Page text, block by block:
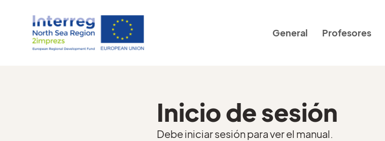
General Profesores
Inicio de sesión
Debe iniciar sesión para ver el manual.